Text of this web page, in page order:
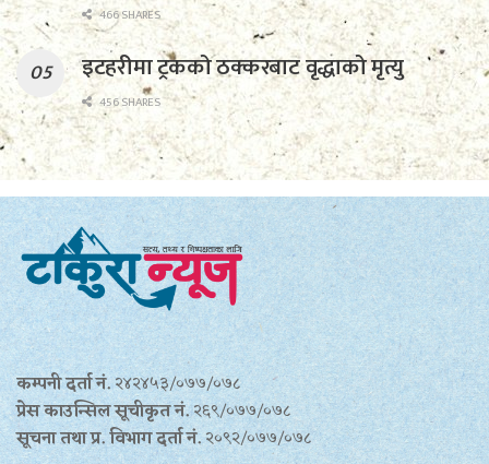
466 SHARES
इटहरीमा ट्रकको ठक्करबाट वृद्धाको मृत्यु
456 SHARES
कम्पनी दर्ता नं.२४२४५३/०७७/०७८
प्रेस काउन्सिल सूचीकृत नं.२६९/०७७/०७८
सूचना तथा प्र‍. विभाग दर्ता नं.२०९२/०७७/०७८